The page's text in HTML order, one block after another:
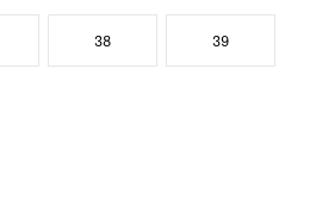
38 39